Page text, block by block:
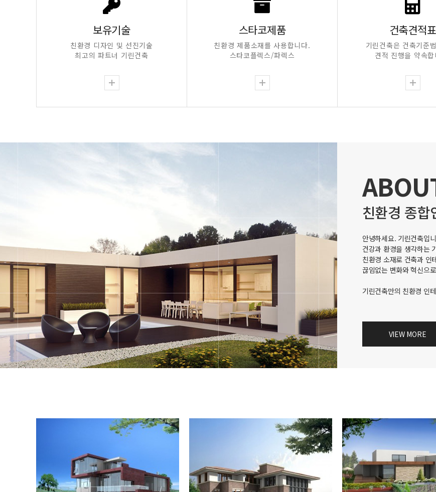
보유기술
친환경 디자인 및 선진기술
최고의 파트너 기린건축
스타코제품
친환경 제품소재를 사용합니다.
스타코플렉스/파렉스
건축견적표
기린건축은 건축기준
견적 진행을 약속합
친환경 종합
안녕하세요. 기린건축입
건강과 환경을 생각하는
친환경 소재로 건축과 인
끊임없는 변화와 혁신으
기린건축만의 친환경 인
VIEW MORE